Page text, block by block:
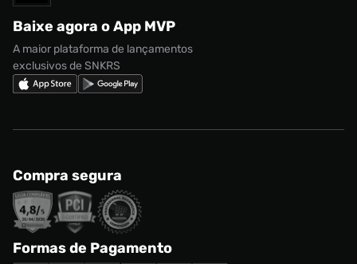
Nike Shox
Regulamento CRM/ CASHBACK
Regulamento Cupom
Baixe agora o App MVP
A maior plataforma de lançamentos
exclusivos de SNKRS
Compra segura
Formas de Pagamento